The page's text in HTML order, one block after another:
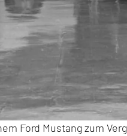
Ford Mustang zum